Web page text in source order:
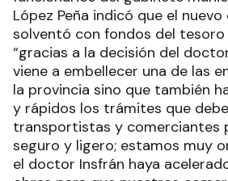
López Peña indicó que el
solventó con fondos del tesoro
“gracias a la decisión del
viene a embellecer una de las
la provincia sino que también
y rápidos los trámites que
transportistas y comerciantes
seguro y ligero; estamos muy
el doctor Insfrán haya